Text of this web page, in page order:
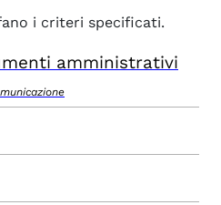
i criteri specificati.
amministrativi